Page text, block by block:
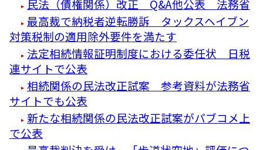
民法（債権関係）改正 Q&A他公表 法務省
最高裁で納税者逆転勝訴 タックスヘイブン
対策税制の適用除外要件を満たす
法定相続情報証明制度における委任状 日税
連サイトで公表
相続関係の民法改正試案 参考資料が法務省
サイトでも公表
新たな相続関係の民法改正試案がパブコメ上
で公表